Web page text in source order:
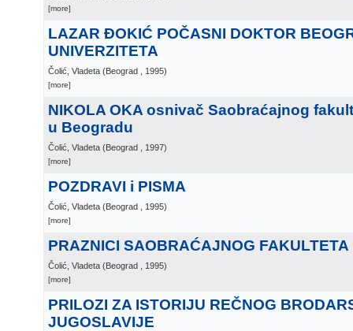
[more]
LAZAR ĐOKIĆ POČASNI DOKTOR
UNIVERZITETA
Čolić, Vladeta (Beograd , 1995)
[more]
NIKOLA OKA osnivač Saobraćajnog
u Beogradu
Čolić, Vladeta (Beograd , 1997)
[more]
POZDRAVI i PISMA
Čolić, Vladeta (Beograd , 1995)
[more]
PRAZNICI SAOBRAĆAJNOG FAKULTETA
Čolić, Vladeta (Beograd , 1995)
[more]
PRILOZI ZA ISTORIJU REČNOG
JUGOSLAVIJE